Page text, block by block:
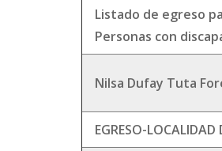
Listado de egreso
Personas con
Nilsa Dufay Tuta
EGRESO-